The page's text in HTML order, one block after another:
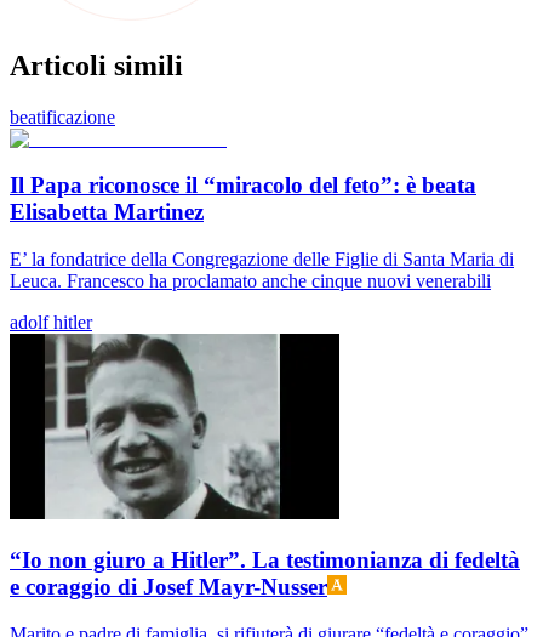
Articoli simili
beatificazione
Il Papa riconosce il “miracolo del feto”: è beata
Elisabetta Martinez
E’ la fondatrice della Congregazione delle Figlie di Santa Maria di
Leuca. Francesco ha proclamato anche cinque nuovi venerabili
adolf hitler
“Io non giuro a Hitler”. La testimonianza di fedeltà
e coraggio di Josef Mayr-Nusser